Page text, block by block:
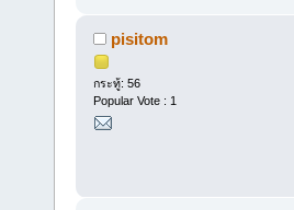
pisitom
กระทู้: 56
Popular Vote : 1